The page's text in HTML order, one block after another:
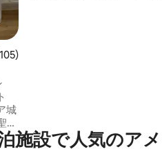
105件、5つ星中4.98つ星の平均評
城
堂
ム施設で人気のア